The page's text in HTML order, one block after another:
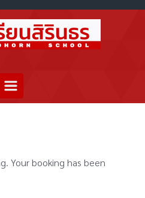
Your booking has been